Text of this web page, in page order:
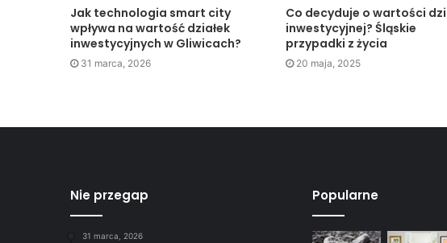
Jak technologia smart city
wpływa na wartość działek
inwestycyjnych w Gliwicach?
31 marca, 2026
Co decyduje o wartości
inwestycyjnej? Śląskie
przypadki z życia
20 maja, 2025
Nie przegap
31 marca, 2026
Popularne